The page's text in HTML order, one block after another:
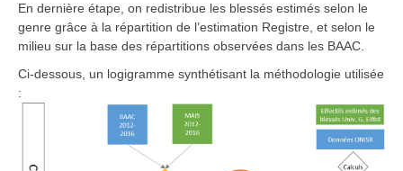
En dernière étape, on redistribue les blessés estimés selon le
genre grâce à la répartition de l’estimation Registre, et selon le
milieu sur la base des répartitions observées dans les BAAC.
Ci-dessous, un logigramme synthétisant la méthodologie utilisée
: